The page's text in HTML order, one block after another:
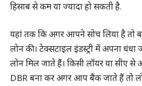
हिसाब से कम या ज्यादा हो सकती है.
यहां तक कि अगर आपने सोच लिया है तो
लोन की। टेक्सटाइल इंडस्ट्री में अपना
लोन मिल जाते हैं। किसी लॉयर या सीए से
DBR बना कर अगर आप बैंक जाते हैं तो